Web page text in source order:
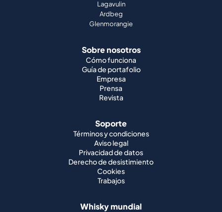
Lagavulin
Ardbeg
Glenmorangie
Sobre nosotros
Cómo funciona
Guía de portafolio
Empresa
Prensa
Revista
Soporte
Términos y condiciones
Aviso legal
Privacidad de datos
Derecho de desistimiento
Cookies
Trabajos
Whisky mundial